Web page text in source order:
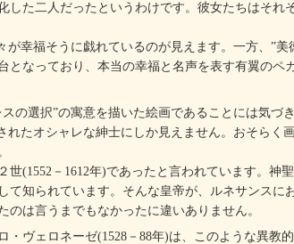
した二人だったというわけです。彼女たちはそれ
幸福そうに戯れているのが見えます。一方、”
となっており、本当の幸福と名声を表す有翼のペ
の選択”の寓意を描いた絵画であることには気づ
れたオシャレな紳士にしか見えません。おそらく
(1552－1612年)であったと言われています。神
て知られています。そんな皇帝が、ルネサンスに
は言うまでもなかったに違いありません。
ヴェロネーゼ(1528－88年)は、このような異教